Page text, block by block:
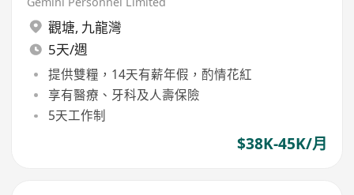
觀塘, 九龍灣
5天/週
提供雙糧，14天有薪年假，酌情花紅
享有醫療、牙科及人壽保險
5天工作制
$38K-45K/月